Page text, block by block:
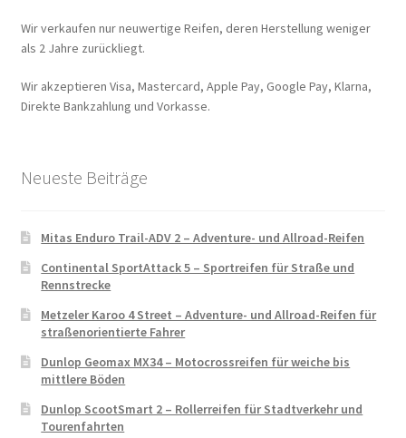
Wir verkaufen nur neuwertige Reifen, deren Herstellung weniger
als 2 Jahre zurückliegt.
Wir akzeptieren Visa, Mastercard, Apple Pay, Google Pay, Klarna,
Direkte Bankzahlung und Vorkasse.
Neueste Beiträge
Mitas Enduro Trail-ADV 2 – Adventure- und Allroad-Reifen
Continental SportAttack 5 – Sportreifen für Straße und
Rennstrecke
Metzeler Karoo 4 Street – Adventure- und Allroad-Reifen für
straßenorientierte Fahrer
Dunlop Geomax MX34 – Motocrossreifen für weiche bis
mittlere Böden
Dunlop ScootSmart 2 – Rollerreifen für Stadtverkehr und
Tourenfahrten